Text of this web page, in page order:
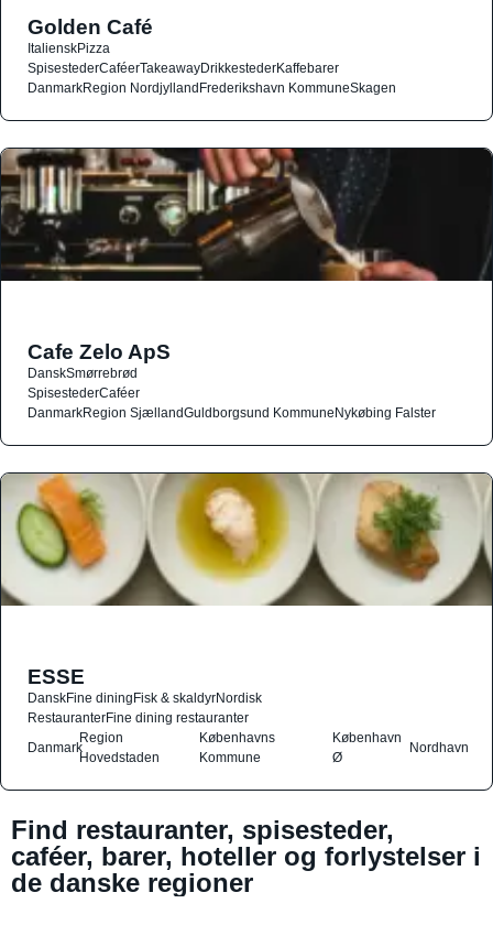
Golden Café
ItalienskPizza
SpisestederCaféerTakeawayDrikkestederKaffebarer
DanmarkRegion NordjyllandFrederikshavn KommuneSkagen
Cafe Zelo ApS
DanskSmørrebrød
SpisestederCaféer
DanmarkRegion SjællandGuldborgsund KommuneNykøbing Falster
ESSE
DanskFine diningFisk & skaldyrNordisk
RestauranterFine dining restauranter
Danmark
Region
Hovedstaden
Københavns
Kommune
København
Ø
Nordhavn
Find restauranter, spisesteder,
caféer, barer, hoteller og forlystelser i
de danske regioner